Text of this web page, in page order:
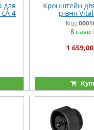
для
4
Кронштейн
рівня
Код:
В
1